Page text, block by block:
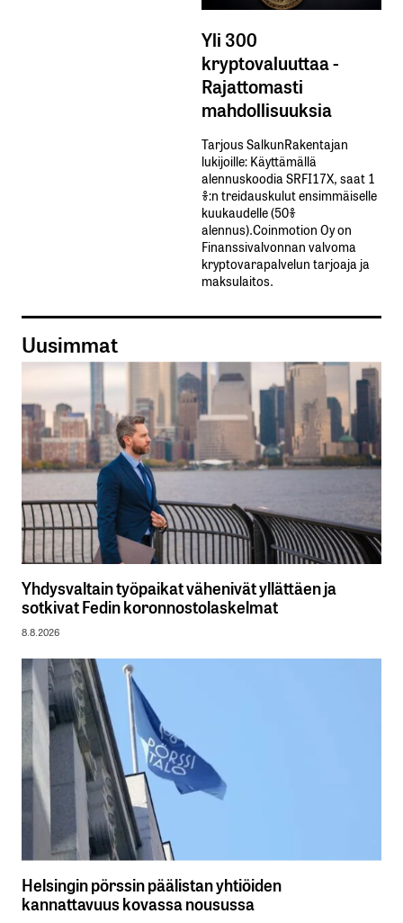
Yli 300
kryptovaluuttaa -
Rajattomasti
mahdollisuuksia
Tarjous SalkunRakentajan
lukijoille: Käyttämällä​ ​
alennuskoodia​ ​SRFI17X,​ ​saat​ ​1
%:n treidauskulut​ ​ensimmäiselle​ ​
kuukaudelle​ ​(50%​ ​
alennus).Coinmotion Oy on
Finanssivalvonnan valvoma
kryptovarapalvelun tarjoaja ja
maksulaitos.
Uusimmat
Yhdysvaltain työpaikat vähenivät yllättäen ja
sotkivat Fedin koronnostolaskelmat
8.8.2026
Helsingin pörssin päälistan yhtiöiden
kannattavuus kovassa nousussa